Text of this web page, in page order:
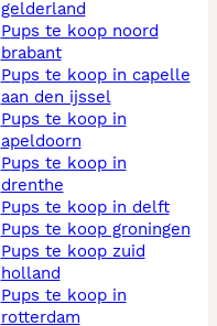
gelderland
pups te koop noord
brabant
pups te koop in capelle
aan den ijssel
pups te koop in
apeldoorn
pups te koop in
drenthe
pups te koop in delft
pups te koop groningen
pups te koop zuid
holland
pups te koop in
rotterdam